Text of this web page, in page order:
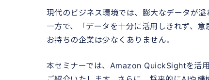
現代のビジネス環境では、膨大なデータが溢
一方で、「データを十分に活用しきれず、
お持ちの企業は少なくありません。
本セミナーでは、Amazon QuickSightを活